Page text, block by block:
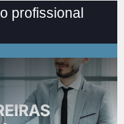
profissional